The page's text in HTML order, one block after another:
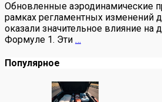
Обновленные аэродинамические
рамках регламентных изменений
оказали значительное влияние на
Формуле 1. Эти …
Популярное